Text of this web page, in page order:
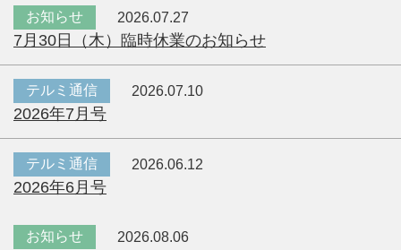
お知らせ 2026.07.27
7月30日（木）臨時休業のお知らせ
テルミ通信 2026.07.10
2026年7月号
テルミ通信 2026.06.12
2026年6月号
お知らせ 2026.08.06